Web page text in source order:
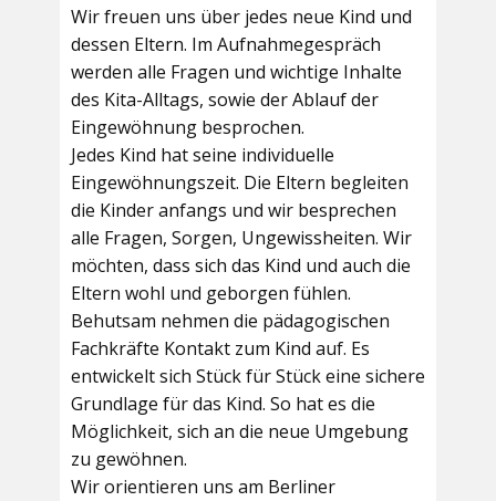
Wir freuen uns über jedes neue Kind und
dessen Eltern. Im Aufnahmegespräch
werden alle Fragen und wichtige Inhalte
des Kita-Alltags, sowie der Ablauf der
Eingewöhnung besprochen.
Jedes Kind hat seine individuelle
Eingewöhnungszeit. Die Eltern begleiten
die Kinder anfangs und wir besprechen
alle Fragen, Sorgen, Ungewissheiten. Wir
möchten, dass sich das Kind und auch die
Eltern wohl und geborgen fühlen.
Behutsam nehmen die pädagogischen
Fachkräfte Kontakt zum Kind auf. Es
entwickelt sich Stück für Stück eine sichere
Grundlage für das Kind. So hat es die
Möglichkeit, sich an die neue Umgebung
zu gewöhnen.
Wir orientieren uns am Berliner